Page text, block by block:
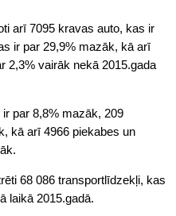
arī 7095 kravas auto, kas ir
ir par 29,9% mazāk, kā arī
2,3% vairāk nekā 2015.gada
par 8,8% mazāk, 209
kā arī 4966 piekabes un
68 086 transportlīdzekļi, kas
laikā 2015.gadā.